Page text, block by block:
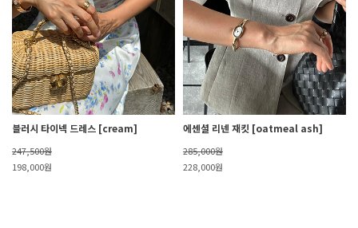
블러시 타이넥 드레스 [cream]
247,500원
198,000원
에센셜 리넨 재킷 [oatmeal ash]
285,000원
228,000원